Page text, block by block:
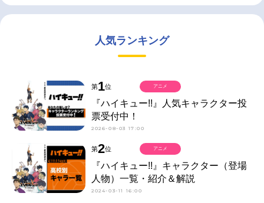
人気ランキング
第1位
『ハイキュー!!』人気キャラクター投
票受付中！
2026-08-03 17:00
アニメ
第2位
『ハイキュー!!』キャラクター（登場
人物）一覧・紹介＆解説
2024-03-11 16:00
アニメ